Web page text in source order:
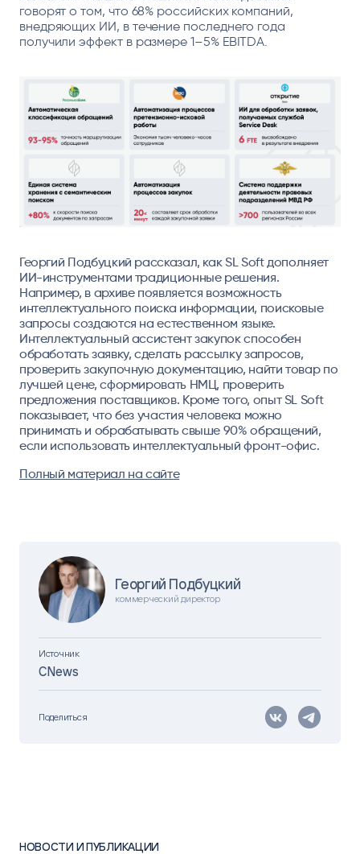
Георгий Подбуцкий
коммерческий директор
Источник
CNews
Поделиться
говорят о том, что 68% российских компаний,
внедряющих ИИ, в течение последнего года
получили эффект в размере 1–5% EBITDA.
Георгий Подбуцкий рассказал, как SL Soft дополняет
ИИ-инструментами традиционные решения.
Например, в архиве появляется возможность
интеллектуального поиска информации, поисковые
запросы создаются на естественном языке.
Интеллектуальный ассистент закупок способен
обработать заявку, сделать рассылку запросов,
проверить закупочную документацию, найти товар по
лучшей цене, сформировать НМЦ, проверить
предложения поставщиков. Кроме того, опыт SL Soft
показывает, что без участия человека можно
принимать и обрабатывать свыше 90% обращений,
если использовать интеллектуальный фронт-офис.
Полный материал на сайте
НОВОСТИ И ПУБЛИКАЦИИ